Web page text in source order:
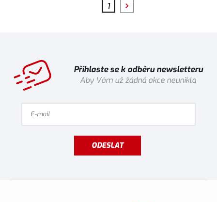
1
Přihlaste se k odběru newsletteru
Aby Vám už žádná akce neunikla
ODESLAT